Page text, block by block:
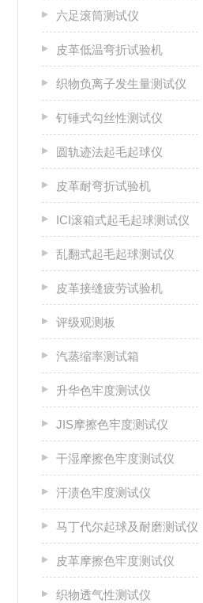
六足滚筒测试仪
皮革低温弯折试验机
织物负离子发生量测试仪
钉锤式勾丝性测试仪
圆轨迹法起毛起球仪
皮革耐弯折试验机
ICI滚箱式起毛起球测试仪
乱翻式起毛起球测试仪
皮革接缝疲劳试验机
评级观测板
汽蒸缩率测试箱
升华色牢度测试仪
JIS摩擦色牢度测试仪
干湿摩擦色牢度测试仪
汗渍色牢度测试仪
马丁代尔起球及耐磨测试仪
皮革摩擦色牢度测试仪
织物透气性测试仪